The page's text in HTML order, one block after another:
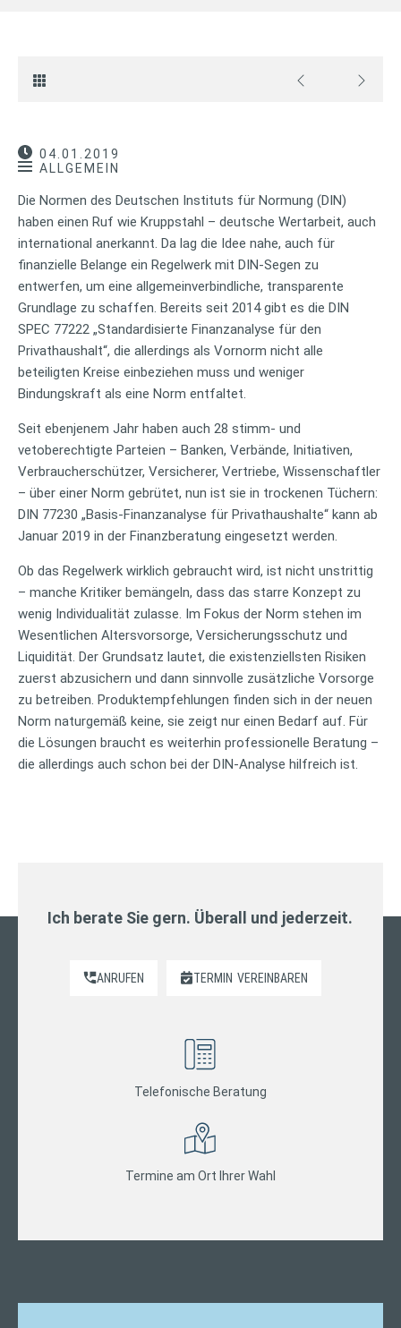
04.01.2019
ALLGEMEIN
Die Normen des Deutschen Instituts für Normung (DIN)
haben einen Ruf wie Kruppstahl – deutsche Wertarbeit, auch
international anerkannt. Da lag die Idee nahe, auch für
finanzielle Belange ein Regelwerk mit DIN-Segen zu
entwerfen, um eine allgemeinverbindliche, transparente
Grundlage zu schaffen. Bereits seit 2014 gibt es die DIN
SPEC 77222 „Standardisierte Finanzanalyse für den
Privathaushalt“, die allerdings als Vornorm nicht alle
beteiligten Kreise einbeziehen muss und weniger
Bindungskraft als eine Norm entfaltet.
Seit ebenjenem Jahr haben auch 28 stimm- und
vetoberechtigte Parteien – Banken, Verbände, Initiativen,
Verbraucherschützer, Versicherer, Vertriebe, Wissenschaftler
– über einer Norm gebrütet, nun ist sie in trockenen Tüchern:
DIN 77230 „Basis-Finanzanalyse für Privathaushalte“ kann ab
Januar 2019 in der Finanzberatung eingesetzt werden.
Ob das Regelwerk wirklich gebraucht wird, ist nicht unstrittig
– manche Kritiker bemängeln, dass das starre Konzept zu
wenig Individualität zulasse. Im Fokus der Norm stehen im
Wesentlichen Altersvorsorge, Versicherungsschutz und
Liquidität. Der Grundsatz lautet, die existenziellsten Risiken
zuerst abzusichern und dann sinnvolle zusätzliche Vorsorge
zu betreiben. Produktempfehlungen finden sich in der neuen
Norm naturgemäß keine, sie zeigt nur einen Bedarf auf. Für
die Lösungen braucht es weiterhin professionelle Beratung –
die allerdings auch schon bei der DIN-Analyse hilfreich ist.
Ich berate Sie gern. Überall und jederzeit.
ANRUFEN TERMIN VEREINBAREN
Telefonische Beratung
Termine am Ort Ihrer Wahl